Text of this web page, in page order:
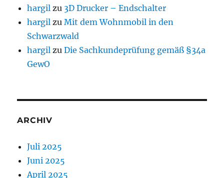
hargil zu 3D Drucker – Endschalter
hargil zuMit dem Wohnmobil in den
Schwarzwald
hargil zuDie Sachkundeprüfung gemäß §34a
GewO
ARCHIV
Juli 2025
Juni 2025
April 2025